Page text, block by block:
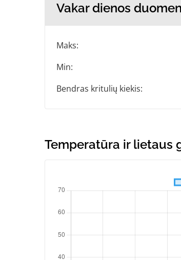
Vakar dienos
Maks:
Min:
Bendras kritulių kiekis:
Temperatūra ir lietaus